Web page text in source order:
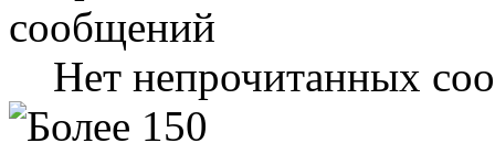
Нет непрочитанных